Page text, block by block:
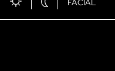
FACIAL